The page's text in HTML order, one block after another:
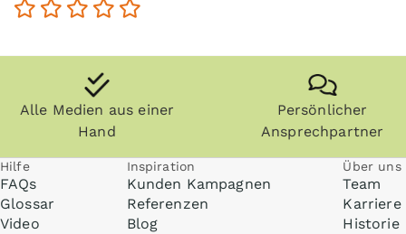
Anzeigen können zudem nachgeblättert und
- Theater Kiel kann ohne Internet praktisch überall
Alle Medien aus einer
Hand
Persönlicher
Ansprechpartner
Hilfe
FAQs
Glossar
Video
Inspiration
Kunden Kampagnen
Referenzen
Blog
Über uns
Team
Karriere
Historie